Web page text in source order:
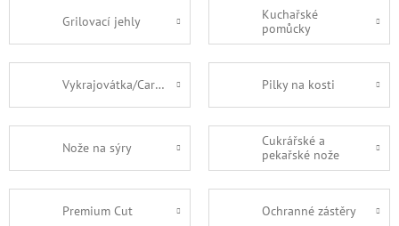
Grilovací jehly
Kuchařské
pomůcky
Vykrajovátka/Carving Pilky na kosti
Nože na sýry
Cukrářské a
pekařské nože
Premium Cut Ochranné zástěry